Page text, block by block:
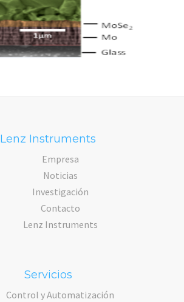
Lenz Instruments
Empresa
Noticias
Investigación
Contacto
Lenz Instruments
Servicios
Control y Automatización